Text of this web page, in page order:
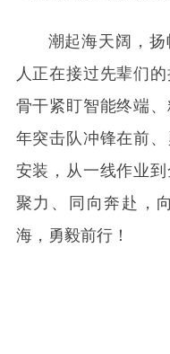
潮起海天阔，
人正在接过先辈们
骨干紧盯智能终端
年突击队冲锋在前
安装，从一线作业
聚力、同向奔赴，
海，勇毅前行！